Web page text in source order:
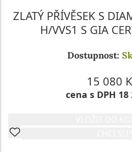
ZLATÝ PŘÍVĚSEK S
H/VVS1 S GIA
Dostupnost:
15 080
cena s DPH 18